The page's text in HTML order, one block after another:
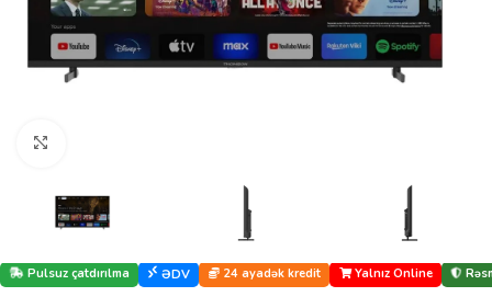
Pulsuz çatdırılma ƏDV 24 ayadək kredit Yalnız Online